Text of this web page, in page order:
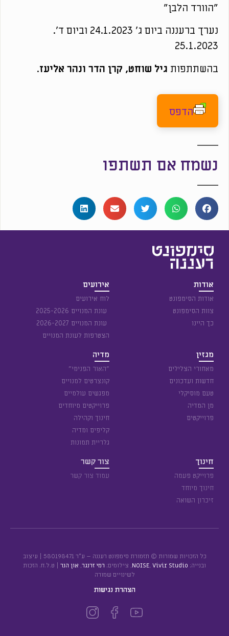
"הוורד הלבן"
נערך ברעננה ביום ג' 24.1.2023 וביום ד'.
25.1.2023
בהשתתפות גיל שוחט, קרן הדר ונהר אליעז.
הדפס
נשמח אם תשתפו
אודות
אודות הסימפונט
צוות הסימפונט
כך היינו
אירועים
לוח אירועים
עונת המנויים 2025-2026
עונת המנויים 2026-2027
הצטרפות לעונת המנויים
מגזין
מאחורי הצלילים
חדשות ועדכונים
טעם מוסיקלי
מן המדיה
פרוייקטים
מדיה
״האור הפנימי״
קונצרטים למנויים
מפגשים עולמיים
פרוייקטים מיוחדים
חינוך וקהילה
קליפים ומדיה
גלריית תמונות
חינוך
פרוייקט פעמה
חינוך מיוחד
זיכרון השואה
צור קשר
עמוד צור קשר
כל הזכויות שמורות © תזמורת סימפונט רעננה – ע״ר 580198471 | עיצוב
ובנייה:
NOISE, Vivir Studio , צילומים: רמי זרנגר, און הנר | ט.ל.ח. הזכות
לשינויים שמורה
הצהרת נגישות